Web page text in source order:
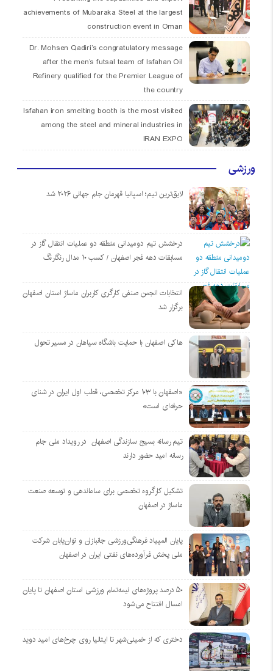
achievements of Mubaraka Steel at the largest
construction event in Oman
Dr. Mohsen Qadiri’s congratulatory message
after the men’s futsal team of Isfahan Oil
Refinery qualified for the Premier League of
the country
Isfahan iron smelting booth is the most visited
among the steel and mineral industries in
IRAN EXPO
ورزشی
لایق‌ترین تیم؛ اسپانیا قهرمان جام جهانی ۲۰۲۶ شد
درخشش تیم دومیدانی منطقه دو عملیات انتقال گاز در
مسابقات دهه فجر اصفهان / کسب ۱۰ مدال رنگارنگ
انتخابات انجمن صنفی کارگری کاربران ماساژ استان اصفهان
برگزار شد
هاکی اصفهان با حمایت باشگاه سپاهان در مسیر تحول
«اصفهان با ۱۰۳ مرکز تخصصی، قطب اول ایران در شنای
حرفه‌ای است»
تیم رسانه بسیج سازندگی اصفهان در رویداد ملی جام
رسانه امید حضور دارند
تشکیل کارگروه تخصصی برای ساماندهی و توسعه صنعت
ماساژ در اصفهان
پایان المپیاد فرهنگی‌ورزشی جانبازان و توان‌یابان شرکت
ملی پخش فرآورده‌های نفتی ایران در اصفهان
۵۰ درصد پروژه‌های نیمه‌تمام ورزشی استان اصفهان تا پایان
امسال افتتاح می‌شود
دختری که از خمینی‌شهر تا ایتالیا روی چرخ‌های امید دوید